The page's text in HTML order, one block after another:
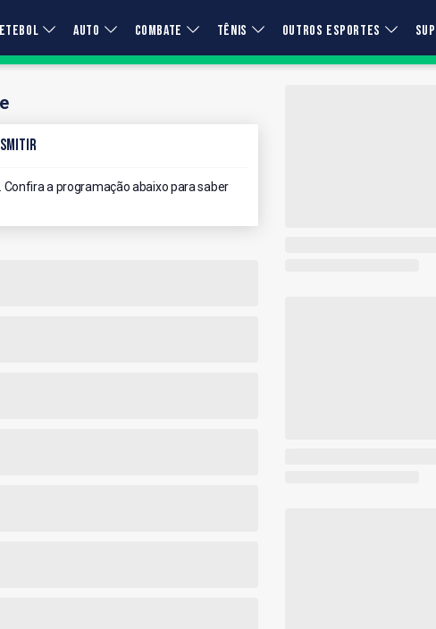
AUTO COMBATE TÊNIS OUTROS ESPORTES
a programação abaixo para saber